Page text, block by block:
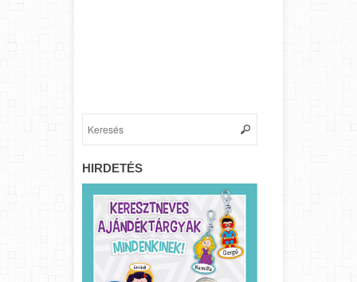
HIRDETÉS